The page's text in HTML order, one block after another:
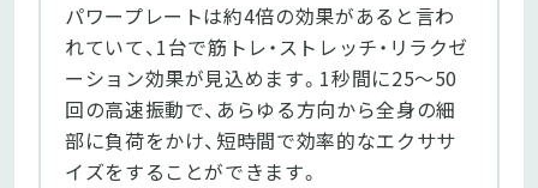
パワープレートは約4倍の効果があると言わ
れていて、1台で筋トレ・ストレッチ・リラクゼ
ーション効果が見込めます。1秒間に25〜50
回の高速振動で、あらゆる方向から全身の細
部に負荷をかけ、短時間で効率的なエクササ
イズをすることができます。